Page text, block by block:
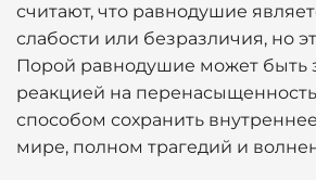
считают, что равнодушие
слабости или безразличия, но
Порой равнодушие может быть
реакцией на
способом сохранить
мире, полном трагедий и